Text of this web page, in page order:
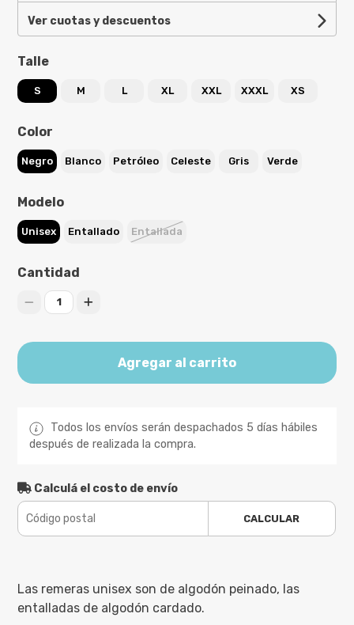
Ver cuotas y descuentos
Talle
S M L XL XXL XXXL XS
Color
Negro Blanco Petróleo Celeste Gris Verde
Modelo
Unisex Entallado Entallada
Cantidad
1
Agregar al carrito
Todos los envíos serán despachados 5 días hábiles
después de realizada la compra.
Calculá el costo de envío
CALCULAR
Las remeras unisex son de algodón peinado, las
entalladas de algodón cardado.